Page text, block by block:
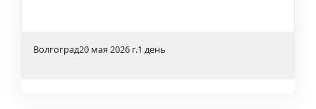
Волгоград20 мая 2026 г.1 день